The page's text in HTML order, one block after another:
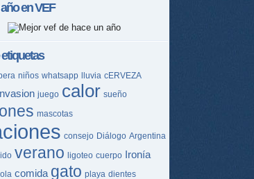
enVEF
niños whatsapp lluvia cERVEZA
juego calor sueño
mascotas
consejo Diálogo Argentina
verano ligoteo cuerpo Ironía
ola comida gato playa dientes